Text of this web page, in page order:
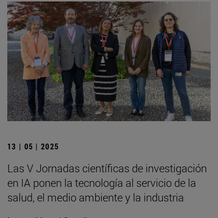
13 | 05 | 2025
Las V Jornadas científicas de investigación
en IA ponen la tecnología al servicio de la
salud, el medio ambiente y la industria